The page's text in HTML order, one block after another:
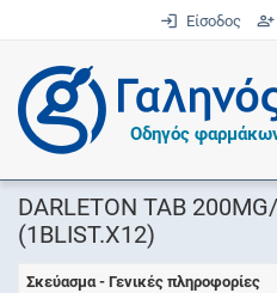
Είσοδος
Οδηγός
DARLETON TAB
(1BLIST.X12)
Σκεύασμα - Γενικές πληροφορίες